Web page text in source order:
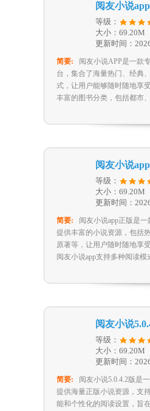
阅友小说app
等级：
大小：69.20M
更新时间：
简要:
阅友小说APP是一款
台，集合了海量热门、经典
式，让用户能够随时随地享
丰富的图书分类，包括都市
阅友小说
等级：
大小：69.20M
更新时间：
简要:
阅友小说app正版是
提供丰富的小说资源，包括
原著等，让用户随时随地享
阅友小说app支持多种阅读模
阅友小说
等级：
大小：69.20M
更新时间：
简要:
阅友小说5.0.4.2版是
提供海量正版小说资源，支
能和个性化的阅读设置，旨